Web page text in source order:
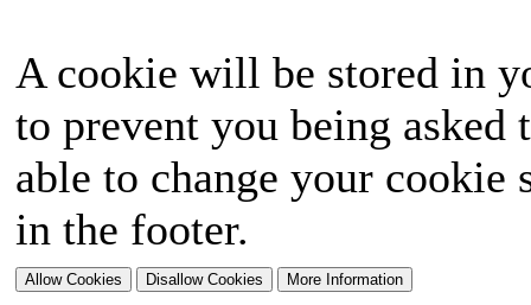
A cookie will be stored in
to prevent you being
able to change your
in the footer.